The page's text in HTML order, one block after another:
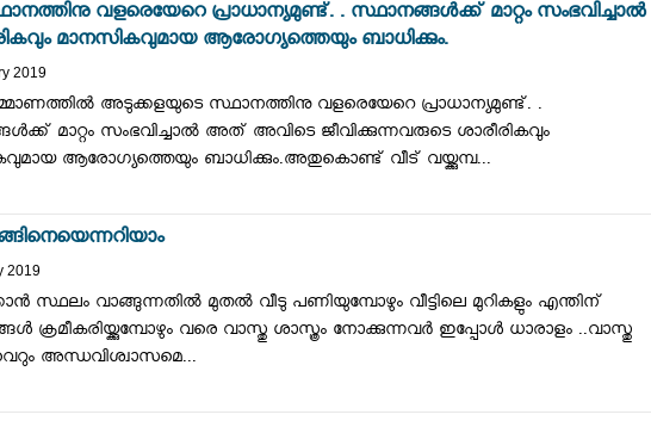
വളരെയേറെ പ്രാധാന്യമുണ്ട്. . സ്ഥാനങ്ങൾക്ക് മാറ്റം സംഭവിച്ചാൽ
മാനസികവുമായ ആരോഗ്യത്തെയും ബാധിക്കും.
2019
അടുക്കളയുടെ സ്ഥാനത്തിനു വളരെയേറെ പ്രാധാന്യമുണ്ട്. .
മാറ്റം സംഭവിച്ചാൽ അത് അവിടെ ജീവിക്കുന്നവരുടെ ശാരീരികവും
ആരോഗ്യത്തെയും ബാധിക്കും.അതുകൊണ്ട് വീട് വയ്ക്കുമ്പ...
2019
സ്ഥലം വാങ്ങുന്നതില്‍ മുതല്‍ വീടു പണിയുമ്പോഴും വീട്ടിലെ മുറികളും എന്തിന്
ക്രമീകരിയ്ക്കുമ്പോഴും വരെ വാസ്തു ശാസ്ത്രം നോക്കുന്നവർ ഇപ്പോൾ ധാരാളം ..വാസ്തു
അന്ധവിശ്വാസമെ...